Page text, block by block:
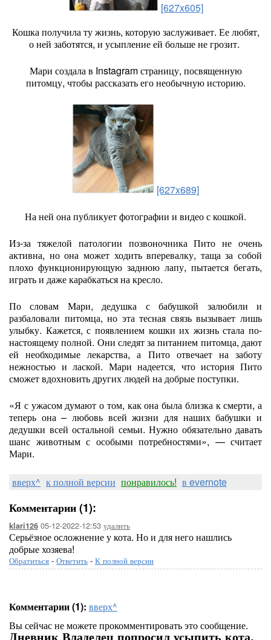
[627x605]
Кошка получила ту жизнь, которую заслуживает. Ее любят,
о ней заботятся, и усыпление ей больше не грозит.
Мари создала в Instagram страницу, посвященную
питомцу, чтобы рассказать его необычную историю.
[627x689]
На ней она публикует фотографии и видео с кошкой.
Из-за тяжелой патологии позвоночника Пито не очень
активна, но она может ходить вперевалку, таща за собой
плохо функционирующую заднюю лапу, пытается бегать,
играть и даже карабкаться на кресло.
По словам Мари, дедушка с бабушкой залюбили и
разбаловали питомца, но эта тесная связь вызывает лишь
улыбку. Кажется, с появлением кошки их жизнь стала по-
настоящему полной. Они следят за питанием питомца, дают
ей необходимые лекарства, а Пито отвечает на заботу
нежностью и лаской. Мари надеется, что история Пито
сможет вдохновить других людей на добрые поступки.
«Я с ужасом думают о том, как она была близка к смерти, а
теперь она – любовь всей жизни для наших бабушки и
дедушки всей остальной семьи. Нужно обязательно давать
шанс животным с особыми потребностями», — считает
Мари.
вверх^ к полной версии понравилось! в evernote
Комментарии (1):
klari126 05-12-2022-12:53 удалить
Серьёзное осложнение у кота. Но и для него нашлись
добрые хозяева!
Обратиться - Ответить - К полной версии
Комментарии (1): вверх^
Вы сейчас не можете прокомментировать это сообщение.
Дневник Владелец попросил усыпить кота,